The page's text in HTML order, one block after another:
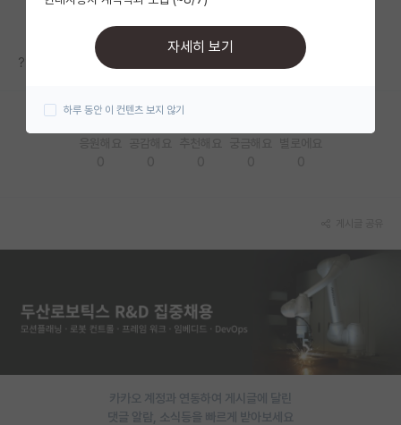
미국 유학 게시판
미국 대학원 합격 후기 게시판
대학원 합격 후기 게시판
임용 후기 게시판
인문사회 계열 게시판
???? 안보이네요??
카카오 계정과 연동하여 게시글에 달린
댓글 알람, 소식등을 빠르게 받아보세요
자세히 보기
하루 동안 이 컨텐츠 보지 않기